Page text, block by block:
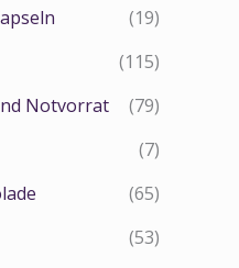
(19)
(115)
Notvorrat
(79)
(7)
(65)
(53)